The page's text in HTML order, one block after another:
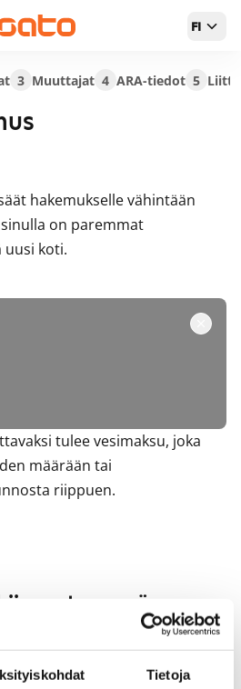
Tietoja
FI
hakemukselle vähintään
on paremmat
uusi koti.
tulee vesimaksu, joka
määrään tai
riippuen.
myös
1/
ARA
Helsinki, Ruoholahti
3 Muuttajat 4 ARA-tiedot 5